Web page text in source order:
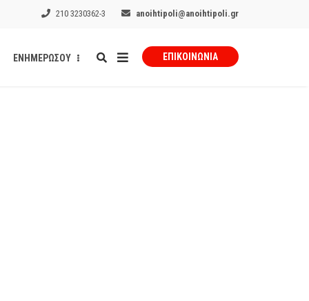
210 3230362-3 anoihtipoli@anoihtipoli.gr
ΕΝΗΜΕΡΩΣΟΥ ΕΠΙΚΟΙΝΩΝΊΑ